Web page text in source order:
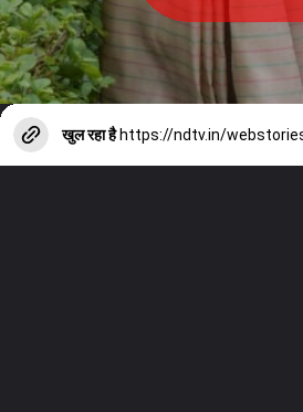
खुल रहा है